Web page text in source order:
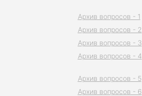
Архив вопросов - 1
Архив вопросов - 2
Архив вопросов - 3
Архив вопросов - 4
Архив вопросов - 5
Архив вопросов - 6